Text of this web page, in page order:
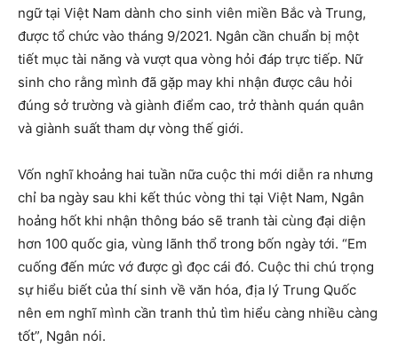
ngữ tại Việt Nam dành cho sinh viên miền Bắc và Trung,
được tổ chức vào tháng 9/2021. Ngân cần chuẩn bị một
tiết mục tài năng và vượt qua vòng hỏi đáp trực tiếp. Nữ
sinh cho rằng mình đã gặp may khi nhận được câu hỏi
đúng sở trường và giành điểm cao, trở thành quán quân
và giành suất tham dự vòng thế giới.
Vốn nghĩ khoảng hai tuần nữa cuộc thi mới diễn ra nhưng
chỉ ba ngày sau khi kết thúc vòng thi tại Việt Nam, Ngân
hoảng hốt khi nhận thông báo sẽ tranh tài cùng đại diện
hơn 100 quốc gia, vùng lãnh thổ trong bốn ngày tới. “Em
cuống đến mức vớ được gì đọc cái đó. Cuộc thi chú trọng
sự hiểu biết của thí sinh về văn hóa, địa lý Trung Quốc
nên em nghĩ mình cần tranh thủ tìm hiểu càng nhiều càng
tốt”, Ngân nói.